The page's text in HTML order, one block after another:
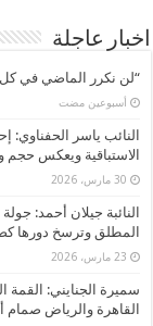
اخبار عاجلة
“لن نكرر الماضي في كل
‏أسبوعين مضت
النائب ياسر
الاستباقية ويعكس
30 مارس، 2026
النائبة جيلان أحمد:
المطلق وترسخ دورها
23 مارس، 2026
سميرة الجنايني: القمة
القاهرة والرياض صمام